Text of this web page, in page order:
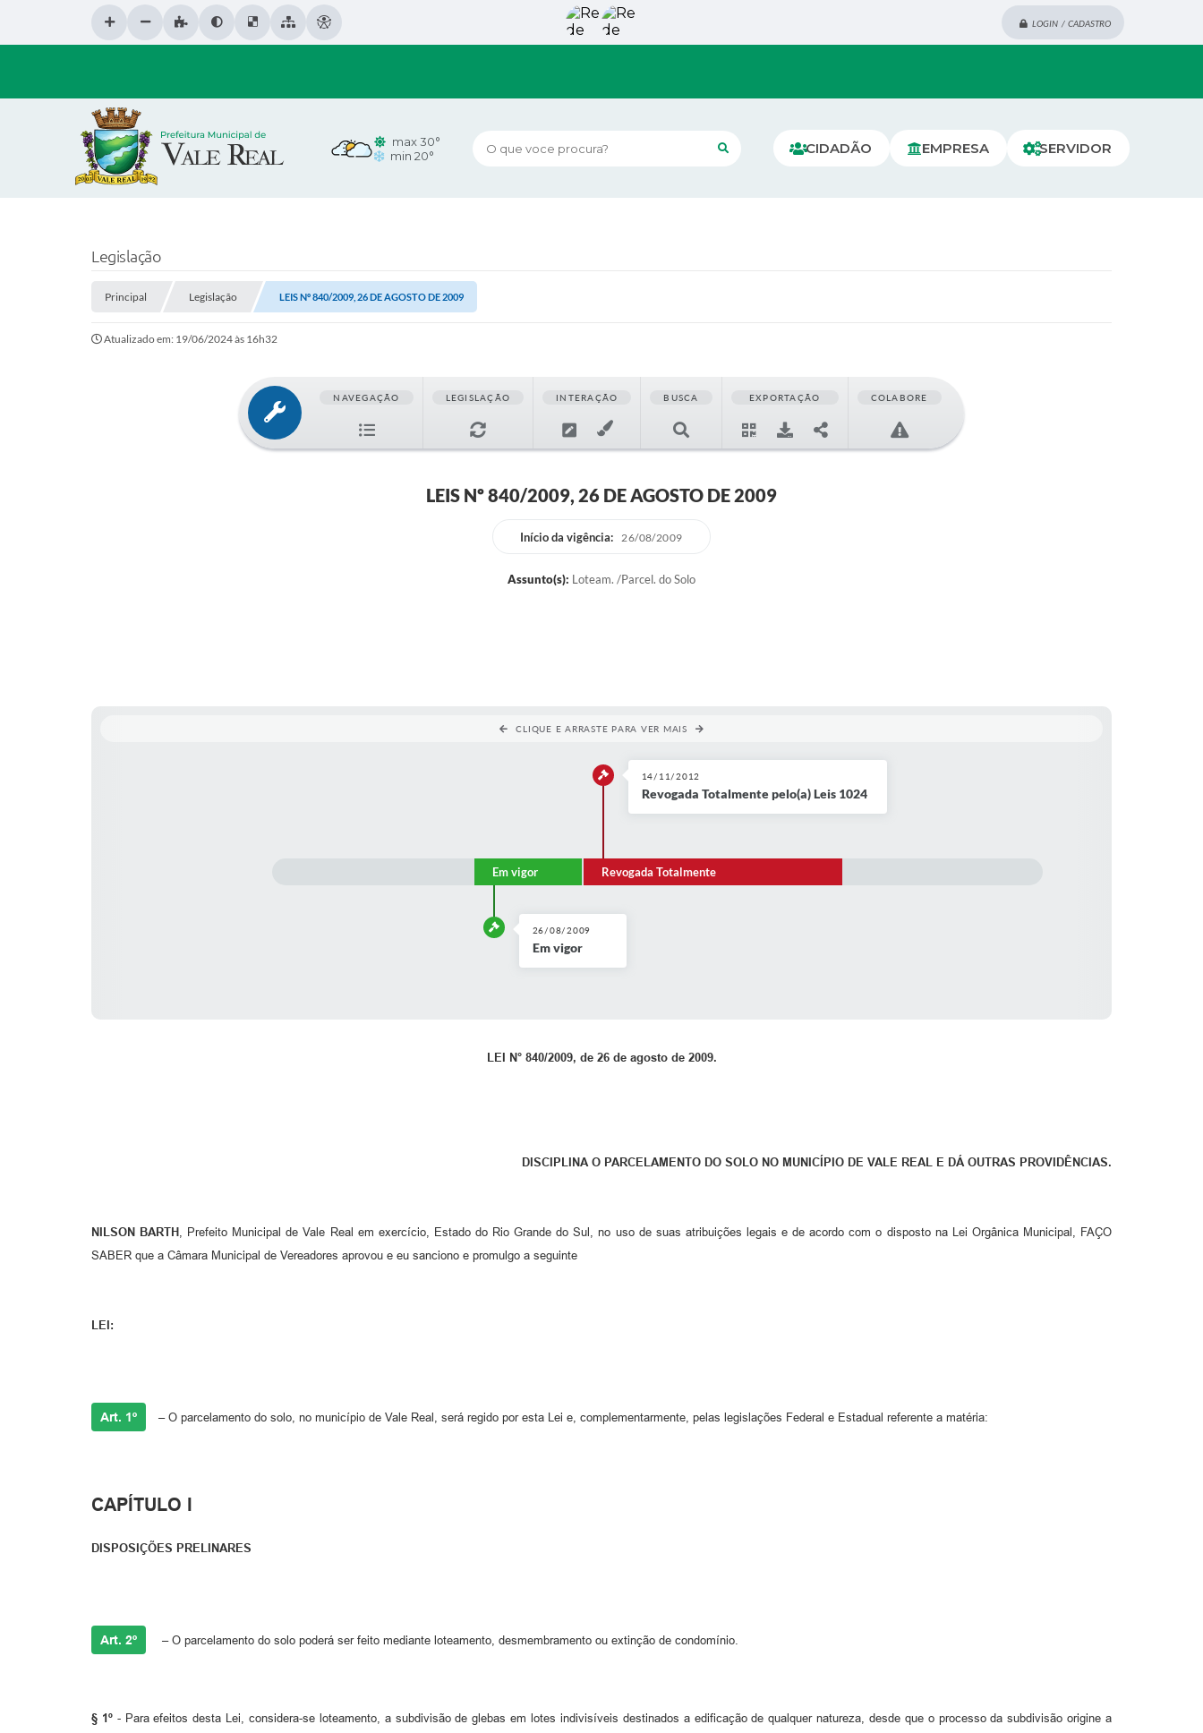
LOGIN / CADASTRO
O que voce procura? CIDADÃO EMPRESA SERVIDOR
max 30°
min 20°
Legislação
Principal Legislação LEIS Nº 840/2009, 26 DE AGOSTO DE 2009
Atualizado em: 19/06/2024 às 16h32
NAVEGAÇÃO LEGISLAÇÃO INTERAÇÃO BUSCA EXPORTAÇÃO COLABORE
LEIS Nº 840/2009, 26 DE AGOSTO DE 2009
Início da vigência: 26/08/2009
Assunto(s): Loteam. /Parcel. do Solo
CLIQUE E ARRASTE PARA VER MAIS
Em vigor
26/08/2009
Em vigor
Revogada Totalmente
14/11/2012
Revogada Totalmente pelo(a) Leis 1024
LEI N° 840/2009, de 26 de agosto de 2009.
DISCIPLINA O PARCELAMENTO DO SOLO NO MUNICÍPIO DE VALE REAL E DÁ OUTRAS PROVIDÊNCIAS.
NILSON BARTH , Prefeito Municipal de Vale Real em exercício, Estado do Rio Grande do Sul, no uso de suas atribuições legais e de acordo com o disposto na Lei Orgânica Municipal, FAÇO
SABER que a Câmara Municipal de Vereadores aprovou e eu sanciono e promulgo a seguinte
LEI:
Art. 1º – O parcelamento do solo, no município de Vale Real, será regido por esta Lei e, complementarmente, pelas legislações Federal e Estadual referente a matéria:
CAPÍTULO I
DISPOSIÇÕES PRELINARES
Art. 2º – O parcelamento do solo poderá ser feito mediante loteamento, desmembramento ou extinção de condomínio.
§ 1º- Para efeitos desta Lei, considera-se loteamento, a subdivisão de glebas em lotes indivisíveis destinados a edificação de qualquer natureza, desde que o processo da subdivisão origine a